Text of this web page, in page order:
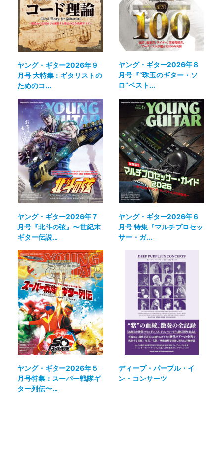
ヤング・ギター2026年９
月号 大特集：ギタリストの
ためのコ...
ヤング・ギター2026年８
月号『“珠玉のギター・ソ
ロ”ベスト...
ヤング・ギター2026年７
月号『北斗の弦』〜世紀末
ギター伝説...
ヤング・ギター2026年６
月号 特集『マルチプロセッ
サー・ガ...
ヤング・ギター2026年５
月号特集：スーパー戦隊ギ
ター列伝〜...
ディープ・パープル・イ
ン・コンサーツ